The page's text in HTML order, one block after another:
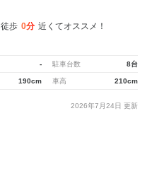
徒歩 0分 近くてオススメ！
- 駐車台数 8台
190cm 車高 210cm
2026年7月24日 更新